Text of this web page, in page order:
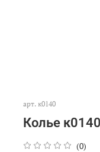
арт. к0140
Колье к0140
(0)